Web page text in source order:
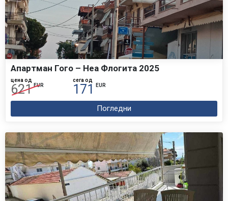
Апартман Гого – Неа Флогита 2025
цена од
621 EUR
сега од
171 EUR
Погледни